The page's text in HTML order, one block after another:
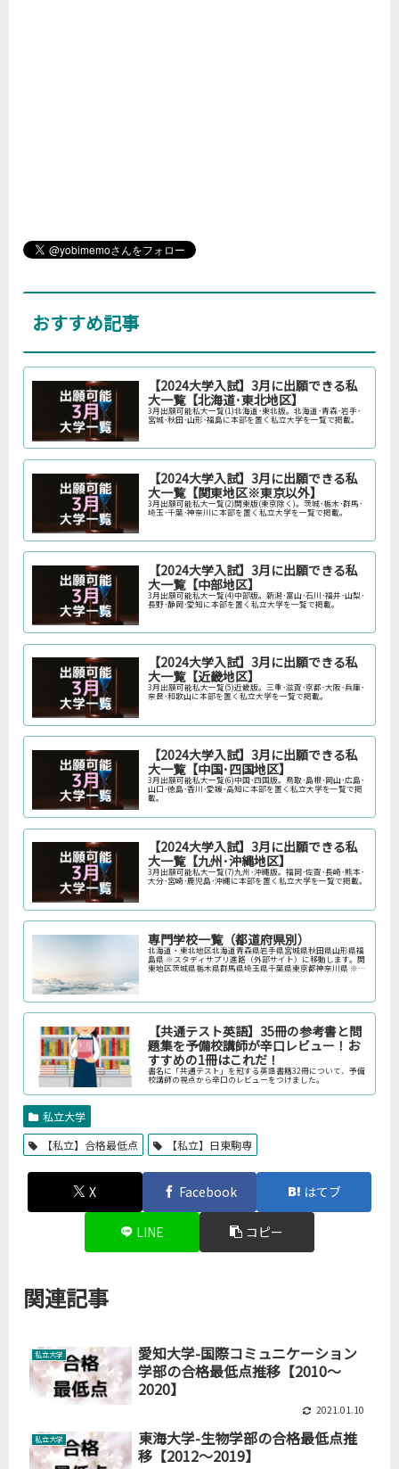
おすすめ記事
【2024大学入試】3月に出願できる私
大一覧【北海道･東北地区】
3月出願可能私大一覧(1)北海道･東北版。北海道･青森･岩手･
宮城･秋田･山形･福島に本部を置く私立大学を一覧で掲載。
【2024大学入試】3月に出願できる私
大一覧【関東地区※東京以外】
3月出願可能私大一覧(2)関東版(東京除く)。茨城･栃木･群馬･
埼玉･千葉･神奈川に本部を置く私立大学を一覧で掲載。
【2024大学入試】3月に出願できる私
大一覧【中部地区】
3月出願可能私大一覧(4)中部版。新潟･富山･石川･福井･山梨･
長野･静岡･愛知に本部を置く私立大学を一覧で掲載。
【2024大学入試】3月に出願できる私
大一覧【近畿地区】
3月出願可能私大一覧(5)近畿版。三重･滋賀･京都･大阪･兵庫･
奈良･和歌山に本部を置く私立大学を一覧で掲載。
【2024大学入試】3月に出願できる私
大一覧【中国･四国地区】
3月出願可能私大一覧(6)中国･四国版。鳥取･島根･岡山･広島･
山口･徳島･香川･愛媛･高知に本部を置く私立大学を一覧で掲
載。
【2024大学入試】3月に出願できる私
大一覧【九州･沖縄地区】
3月出願可能私大一覧(7)九州･沖縄版。福岡･佐賀･長崎･熊本･
大分･宮崎･鹿児島･沖縄に本部を置く私立大学を一覧で掲載。
専門学校一覧（都道府県別）
北海道・東北地区北海道青森県岩手県宮城県秋田県山形県福
島県 ※スタディサプリ進路（外部サイト）に移動します。関
東地区茨城県栃木県群馬県埼玉県千葉県東京都神奈川県 ※ス
【共通テスト英語】35冊の参考書と問
題集を予備校講師が辛口レビュー！お
すすめの1冊はこれだ！
書名に「共通テスト」を冠する英語書籍32冊について、予備
校講師の視点から辛口のレビューをつけました。
私立大学
【私立】合格最低点
【私立】日東駒専
X Facebook はてブ
LINE コピー
関連記事
私立大学
愛知大学-国際コミュニケーション
学部の合格最低点推移【2010～
2020】
2021.01.10
私立大学
東海大学-生物学部の合格最低点推
移【2012～2019】